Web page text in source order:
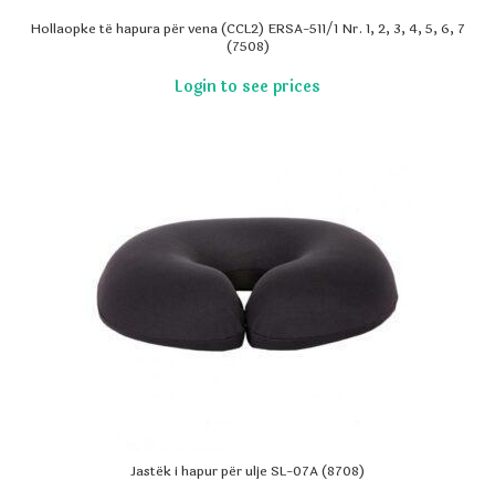
Hollaopke të hapura për vena (CCL2) ERSA-511/1 Nr. 1, 2, 3, 4, 5, 6, 7
(7508)
Jastëk i hapur për ulje SL-07A (8708)